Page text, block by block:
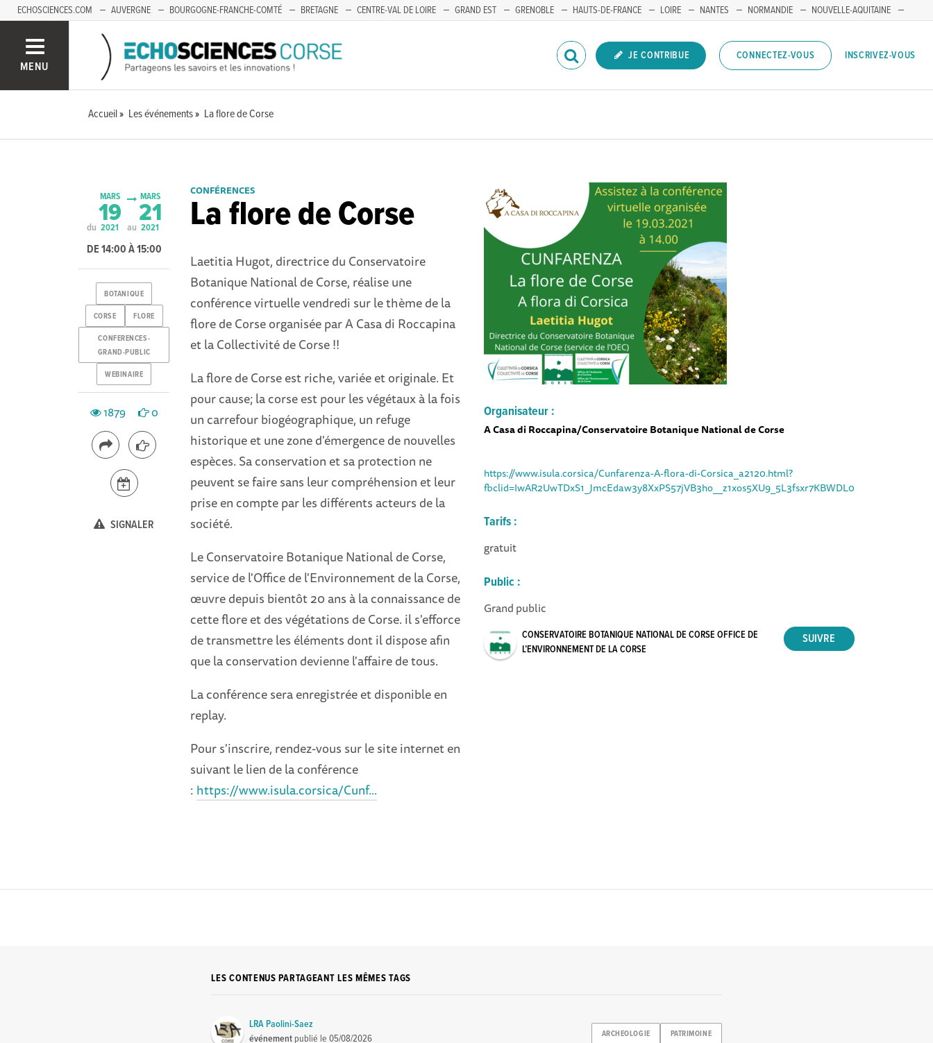
ECHOSCIENCES.COM AUVERGNE BOURGOGNE-FRANCHE-COMTÉ BRETAGNE CENTRE-VAL DE LOIRE GRAND EST GRENOBLE HAUTS-DE-FRANCE LOIRE NANTES NORMANDIE
NOUVELLE-AQUITAINE
MENU
JE CONTRIBUE CONNECTEZ-VOUS INSCRIVEZ-VOUS
Accueil Les événements La flore de Corse
CONFÉRENCES
La flore de Corse
Laetitia Hugot, directrice du Conservatoire
Botanique National de Corse, réalise une
conférence virtuelle vendredi sur le thème de la
flore de Corse organisée par A Casa di Roccapina
et la Collectivité de Corse !!
La flore de Corse est riche, variée et originale. Et
pour cause; la corse est pour les végétaux à la fois
un carrefour biogéographique, un refuge
historique et une zone d'émergence de nouvelles
espèces. Sa conservation et sa protection ne
peuvent se faire sans leur compréhension et leur
prise en compte par les différents acteurs de la
société.
Le Conservatoire Botanique National de Corse,
service de l'Office de l'Environnement de la Corse,
œuvre depuis bientôt 20 ans à la connaissance de
cette flore et des végétations de Corse. il s'efforce
de transmettre les éléments dont il dispose afin
que la conservation devienne l'affaire de tous.
La conférence sera enregistrée et disponible en
replay.
Pour s'inscrire, rendez-vous sur le site internet en
suivant le lien de la conférence
: https://www.isula.corsica/Cunf...
Organisateur :
A Casa di Roccapina/Conservatoire Botanique National de Corse
https://www.isula.corsica/Cunfarenza-A-flora-di-Corsica_a2120.html?
fbclid=IwAR2UwTDxS1_JmcEdaw3y8XxPS57jVB3ho__z1xos5XU9_5L3fsxr7KBWDL0
Tarifs :
gratuit
Public :
Grand public
CONSERVATOIRE BOTANIQUE NATIONAL DE CORSE OFFICE DE
L’ENVIRONNEMENT DE LA CORSE
du
MARS
19
2021 au
MARS
21
2021
DE 14:00 À 15:00
BOTANIQUE
CORSE FLORE
CONFERENCES-
GRAND-PUBLIC
WEBINAIRE
1879 0
SIGNALER
LES CONTENUS PARTAGEANT LES MÊMES TAGS
ARCHEOLOGIE PATRIMOINE
LRA Paolini-Saez
événement publié le05/08/2026